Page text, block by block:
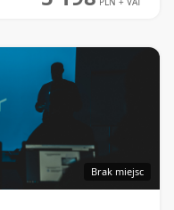
Brak miejsc